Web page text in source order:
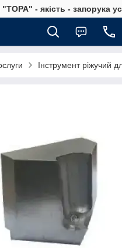
- якість - запорука
Інструмент ріжучий